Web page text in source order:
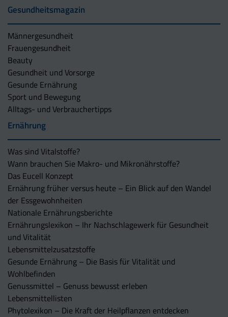
Gesundheitsmagazin
Männergesundheit
Frauengesundheit
Beauty
Gesundheit und Vorsorge
Gesunde Ernährung
Sport und Bewegung
Alltags- und Verbrauchertipps
Ernährung
Was sind Vitalstoffe?
Wann brauchen Sie Makro- und Mikronährstoffe?
Das Eucell Konzept
Ernährung früher versus heute – Ein Blick auf den Wandel
der Essgewohnheiten
Nationale Ernährungsberichte
Ernährungslexikon – Ihr Nachschlagewerk für Gesundheit
und Vitalität
Lebensmittelzusatzstoffe
Gesunde Ernährung – Die Basis für Vitalität und
Wohlbefinden
Genussmittel – Genuss bewusst erleben
Lebensmittellisten
Phytolexikon – Die Kraft der Heilpflanzen entdecken